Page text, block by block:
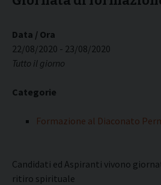
Data / Ora
22/08/2020 - 23/08/2020
Tutto il giorno
Categorie
Formazione al Diaconato
Candidati ed Aspiranti vivono
ritiro spirituale